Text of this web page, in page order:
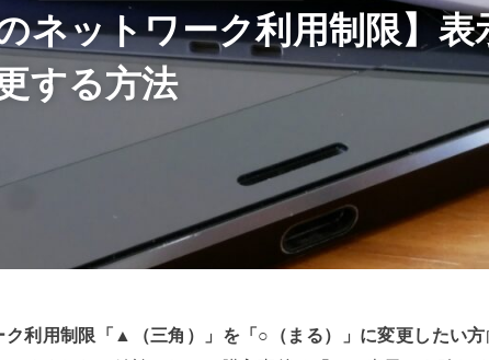
ネットワーク利用制限】
する方法
ク利用制限「▲（三角）」を「○（まる）」に変更したい方